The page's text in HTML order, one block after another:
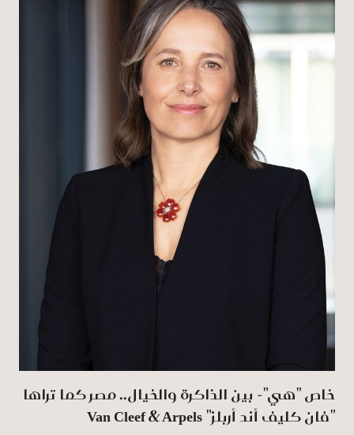
خاص "هي"- بين الذاكرة والخيال..‏‎ ‎مصر كما تراها
"فان كليف أند أربلز" ‏Van Cleef & Arpels